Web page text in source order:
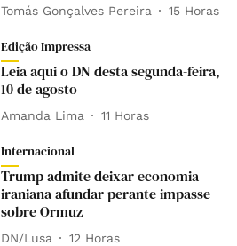
Tomás Gonçalves Pereira 15 Horas
Edição Impressa
Leia aqui o DN desta segunda-feira,
10 de agosto
Amanda Lima 11 Horas
Internacional
Trump admite deixar economia
iraniana afundar perante impasse
sobre Ormuz
DN/Lusa 12 Horas